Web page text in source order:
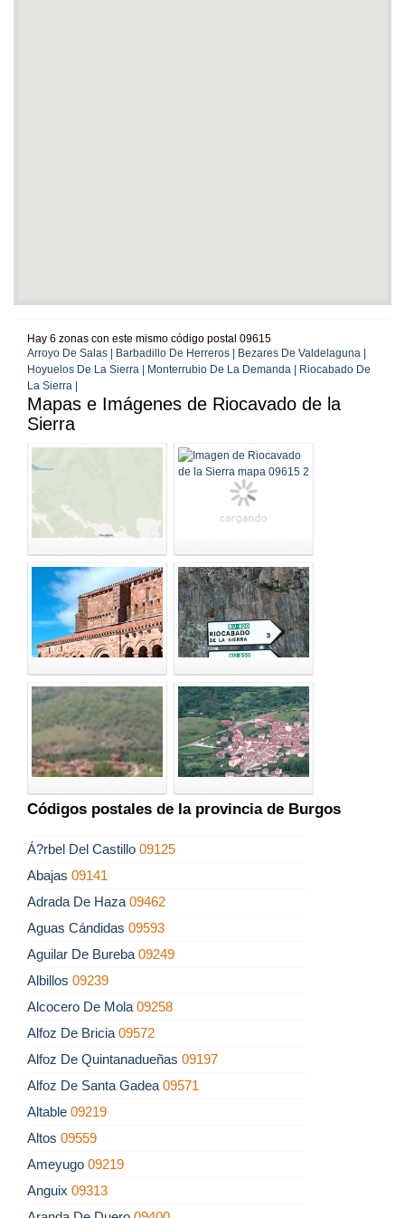
Hay 6 zonas con este mismo código postal 09615
Arroyo De Salas | Barbadillo De Herreros | Bezares De Valdelaguna |
Hoyuelos De La Sierra | Monterrubio De La Demanda | Riocabado De
La Sierra |
Mapas e Imágenes de Riocavado de la
Sierra
Códigos postales de la provincia de Burgos
Á?rbel Del Castillo 09125
Abajas 09141
Adrada De Haza 09462
Aguas Cándidas 09593
Aguilar De Bureba 09249
Albillos 09239
Alcocero De Mola 09258
Alfoz De Bricia 09572
Alfoz De Quintanadueñas 09197
Alfoz De Santa Gadea 09571
Altable 09219
Altos 09559
Ameyugo 09219
Anguix 09313